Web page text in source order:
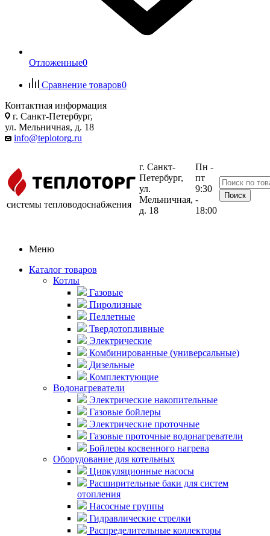
Отложенные0
Сравнение товаров0
Контактная информация
г. Санкт-Петербург,
ул. Мельничная, д. 18
info@teplotorg.ru
системы тепловодоснабжения
г. Санкт-
Петербург,
ул.
Мельничная,
д. 18
Пн -
пт
9:30
-
18:00
Меню
Каталог товаров
Котлы
Газовые
Пиролизные
Пеллетные
Твердотопливные
Электрические
Комбинированные (универсальные)
Дизельные
Комплектующие
Водонагреватели
Электрические накопительные
Газовые бойлеры
Электрические проточные
Газовые проточные водонагреватели
Бойлеры косвенного нагрева
Оборудование для котельных
Циркуляционные насосы
Расширительные баки для систем
отопления
Насосные группы
Гидравлические стрелки
Распределительные коллекторы